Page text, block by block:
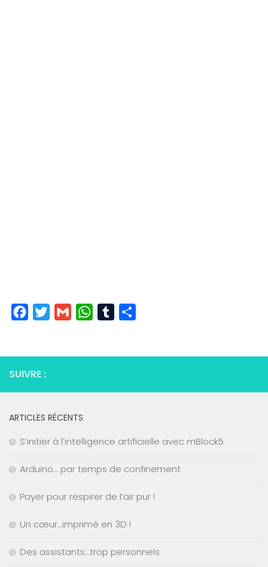
FacebookTwitterGmail WhatsApp
Tumblr
SUIVRE :
ARTICLES RÉCENTS
S’initier à l’intelligence artificielle avec mBlock5
Arduino… par temps de confinement
Payer pour respirer de l’air pur !
Un cœur…imprimé en 3D !
Des assistants…trop personnels